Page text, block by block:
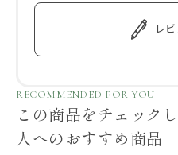
レ
RECOMMENDED FOR YOU
この商品をチェック
人へのおすすめ商品